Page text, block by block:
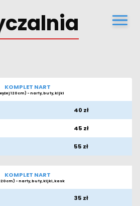
KOMPLET NART
120cm) - narty, buty, kijki
40 zł
45 zł
55 zł
KOMPLET NART
- narty, buty, kijki, kask
35 zł